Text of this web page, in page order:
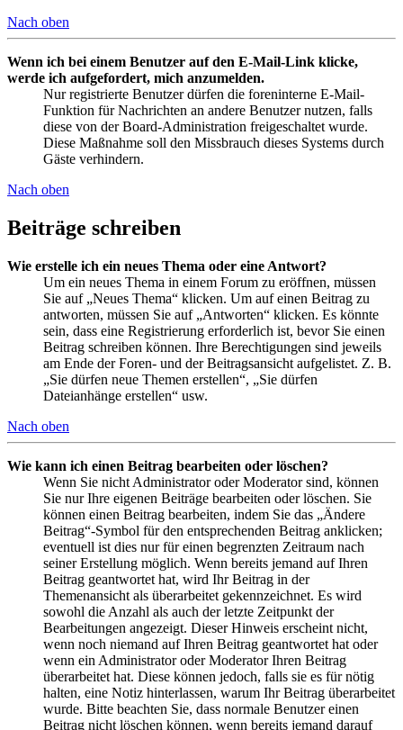
Nach oben
Wenn ich bei einem Benutzer auf den E-Mail-Link klicke,
werde ich aufgefordert, mich anzumelden.
Nur registrierte Benutzer dürfen die foreninterne E-Mail-
Funktion für Nachrichten an andere Benutzer nutzen, falls
diese von der Board-Administration freigeschaltet wurde.
Diese Maßnahme soll den Missbrauch dieses Systems durch
Gäste verhindern.
Nach oben
Beiträge schreiben
Wie erstelle ich ein neues Thema oder eine Antwort?
Um ein neues Thema in einem Forum zu eröffnen, müssen
Sie auf „Neues Thema“ klicken. Um auf einen Beitrag zu
antworten, müssen Sie auf „Antworten“ klicken. Es könnte
sein, dass eine Registrierung erforderlich ist, bevor Sie einen
Beitrag schreiben können. Ihre Berechtigungen sind jeweils
am Ende der Foren- und der Beitragsansicht aufgelistet. Z. B.
„Sie dürfen neue Themen erstellen“, „Sie dürfen
Dateianhänge erstellen“ usw.
Nach oben
Wie kann ich einen Beitrag bearbeiten oder löschen?
Wenn Sie nicht Administrator oder Moderator sind, können
Sie nur Ihre eigenen Beiträge bearbeiten oder löschen. Sie
können einen Beitrag bearbeiten, indem Sie das „Ändere
Beitrag“-Symbol für den entsprechenden Beitrag anklicken;
eventuell ist dies nur für einen begrenzten Zeitraum nach
seiner Erstellung möglich. Wenn bereits jemand auf Ihren
Beitrag geantwortet hat, wird Ihr Beitrag in der
Themenansicht als überarbeitet gekennzeichnet. Es wird
sowohl die Anzahl als auch der letzte Zeitpunkt der
Bearbeitungen angezeigt. Dieser Hinweis erscheint nicht,
wenn noch niemand auf Ihren Beitrag geantwortet hat oder
wenn ein Administrator oder Moderator Ihren Beitrag
überarbeitet hat. Diese können jedoch, falls sie es für nötig
halten, eine Notiz hinterlassen, warum Ihr Beitrag überarbeitet
wurde. Bitte beachten Sie, dass normale Benutzer einen
Beitrag nicht löschen können, wenn bereits jemand darauf